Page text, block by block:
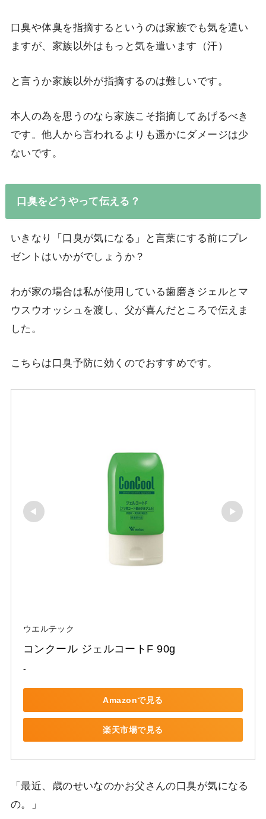
口臭や体臭を指摘するというのは家族でも気を遣い
ますが、家族以外はもっと気を遣います（汗）
と言うか家族以外が指摘するのは難しいです。
本人の為を思うのなら家族こそ指摘してあげるべき
です。他人から言われるよりも遥かにダメージは少
ないです。
口臭をどうやって伝える？
いきなり「口臭が気になる」と言葉にする前にプレ
ゼントはいかがでしょうか？
わが家の場合は私が使用している歯磨きジェルとマ
ウスウオッシュを渡し、父が喜んだところで伝えま
した。
こちらは口臭予防に効くのでおすすめです。
ウエルテック
コンクール ジェルコートF 90g
-
Amazonで見る
楽天市場で見る
「最近、歳のせいなのかお父さんの口臭が気になる
の。」